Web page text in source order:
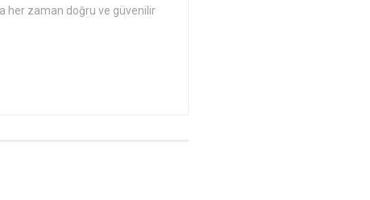
her zaman doğru ve güvenilir